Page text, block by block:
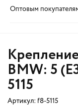
Оптовым
BMW: 5
5115
Артикул: f8-5115